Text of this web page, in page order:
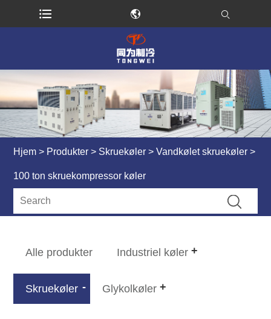
Hjem > Produkter > Skruekøler >Vandkølet skruekøler >
100 ton skruekompressor køler
Alle produkter Industriel køler
Skruekøler Glykolkøler